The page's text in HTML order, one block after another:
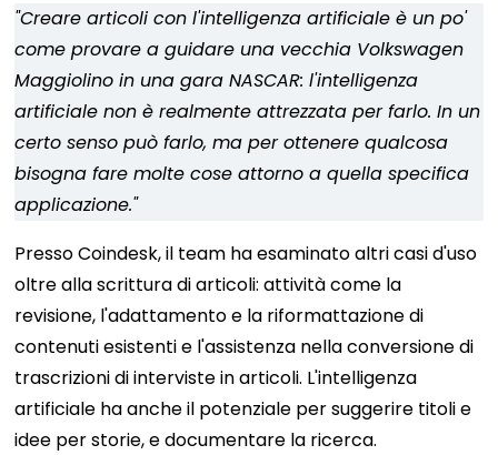
"Creare articoli con l'intelligenza artificiale è un po'
come provare a guidare una vecchia Volkswagen
Maggiolino in una gara NASCAR: l'intelligenza
artificiale non è realmente attrezzata per farlo. In un
certo senso può farlo, ma per ottenere qualcosa
bisogna fare molte cose attorno a quella specifica
applicazione."
Presso Coindesk, il team ha esaminato altri casi d'uso
oltre alla scrittura di articoli: attività come la
revisione, l'adattamento e la riformattazione di
contenuti esistenti e l'assistenza nella conversione di
trascrizioni di interviste in articoli. L'intelligenza
artificiale ha anche il potenziale per suggerire titoli e
idee per storie, e documentare la ricerca.